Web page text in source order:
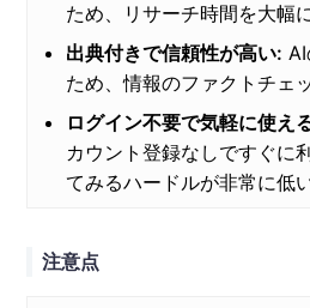
ため、リサーチ時間を大幅
出典付きで信頼性が高い:
ため、情報のファクトチェ
ログイン不要で気軽に使え
カウント登録なしですぐに
てみるハードルが非常に低
注意点